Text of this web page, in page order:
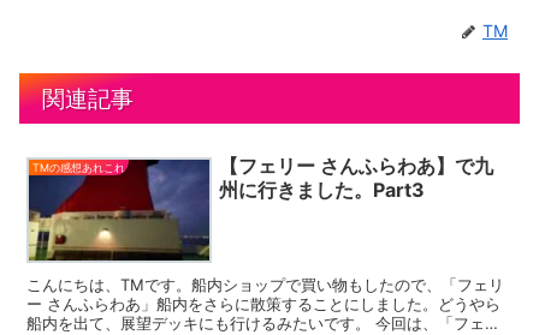
TM
関連記事
TMの感想あれこれ
【フェリー さんふらわあ】で九
州に行きました。Part3
こんにちは、TMです。船内ショップで買い物もしたので、「フェリ
ー さんふらわあ」船内をさらに散策することにしました。どうやら
船内を出て、展望デッキにも行けるみたいです。 今回は、「フェリ